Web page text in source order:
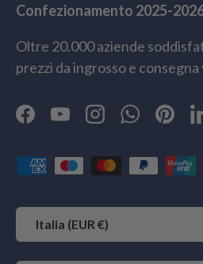
Confezionamento 2025-
Oltre 20.000 aziende
prezzi da ingrosso e consegna
Facebook
YouTubeInstagramWhatsApp
Metodi di pagamento accettati
Italia (EUR €)